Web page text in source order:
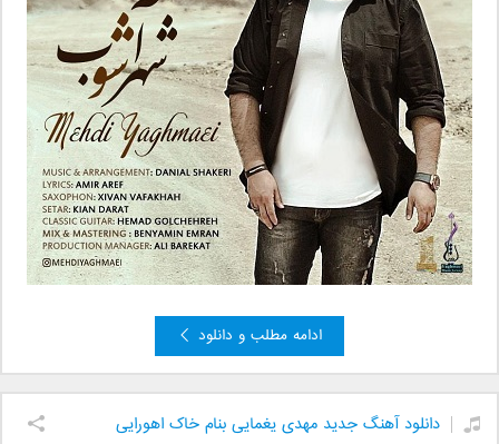
ادامه مطلب و دانلود
دانلود آهنگ جدید مهدی یغمایی بنام خاک اهورایی